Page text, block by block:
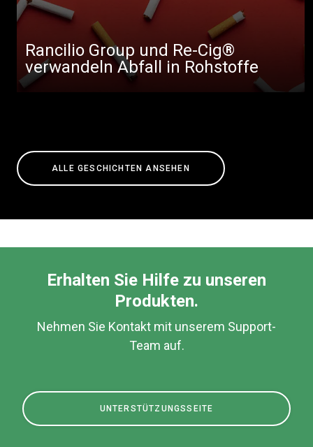
Rancilio Group und Re-Cig®
verwandeln Abfall in Rohstoffe
ALLE GESCHICHTEN ANSEHEN
Erhalten Sie Hilfe zu unseren
Produkten.
Nehmen Sie Kontakt mit unserem Support-
Team auf.
UNTERSTÜTZUNGSSEITE